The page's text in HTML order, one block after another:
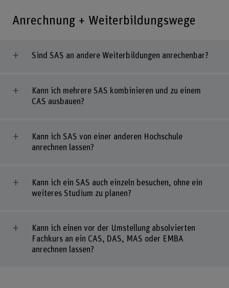
Anrechnung + Weiterbildungswege
Sind SAS an andere Weiterbildungen anrechenbar?
Kann ich mehrere SAS kombinieren und zu einem
CAS ausbauen?
Kann ich SAS von einer anderen Hochschule
anrechnen lassen?
Kann ich ein SAS auch einzeln besuchen, ohne ein
weiteres Studium zu planen?
Kann ich einen vor der Umstellung absolvierten
Fachkurs an ein CAS, DAS, MAS oder EMBA
anrechnen lassen?